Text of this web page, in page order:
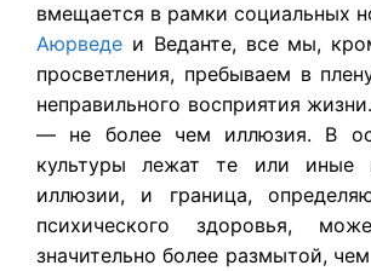
вмещается в рамки социальных
Аюрведе и Веданте, все мы,
просветления, пребываем в
неправильного восприятия
— не более чем иллюзия. В
культуры лежат те или иные
иллюзии, и граница,
психического здоровья,
значительно более размытой,